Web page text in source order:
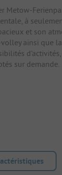
Metow-
à
et son
ainsi que
sur demande.